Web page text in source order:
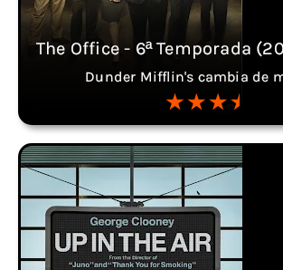
The Office - 6ª Temporada
Dunder Mifflin's cambia de